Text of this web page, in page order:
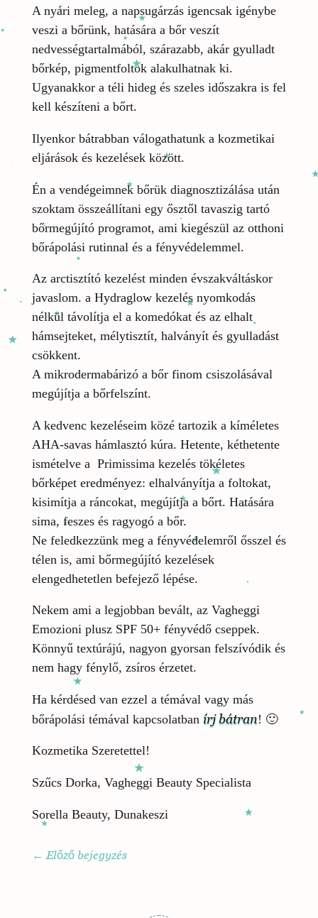
A nyári meleg, a napsugárzás igencsak igénybe
veszi a bőrünk, hatására a bőr veszít
nedvességtartalmából, szárazabb, akár gyulladt
bőrkép, pigmentfoltok alakulhatnak ki.
Ugyanakkor a téli hideg és szeles időszakra is fel
kell készíteni a bőrt.
Ilyenkor bátrabban válogathatunk a kozmetikai
eljárások és kezelések között.
Én a vendégeimnek bőrük diagnosztizálása után
szoktam összeállítani egy ősztől tavaszig tartó
bőrmegújító programot, ami kiegészül az otthoni
bőrápolási rutinnal és a fényvédelemmel.
Az arctisztító kezelést minden évszakváltáskor
javaslom. a Hydraglow kezelés nyomkodás
nélkül távolítja el a komedókat és az elhalt
hámsejteket, mélytisztít, halványít és gyulladást
csökkent.
A mikrodermabárizó a bőr finom csiszolásával
megújítja a bőrfelszínt.
A kedvenc kezeléseim közé tartozik a kíméletes
AHA-savas hámlasztó kúra. Hetente, kéthetente
ismételve a Primissima kezelés tökéletes
bőrképet eredményez: elhalványítja a foltokat,
kisimítja a ráncokat, megújítja a bőrt. Hatására
sima, feszes és ragyogó a bőr.
Ne feledkezzünk meg a fényvédelemről ősszel és
télen is, ami bőrmegújító kezelések
elengedhetetlen befejező lépése.
Nekem ami a legjobban bevált, az Vagheggi
Emozioni plusz SPF 50+ fényvédő cseppek.
Könnyű textúrájú, nagyon gyorsan felszívódik és
nem hagy fénylő, zsíros érzetet.
Ha kérdésed van ezzel a témával vagy más
bőrápolási témával kapcsolatban írj bátran! 🙂
Kozmetika Szeretettel!
Szűcs Dorka, Vagheggi Beauty Specialista
Sorella Beauty, Dunakeszi
← Előző bejegyzés